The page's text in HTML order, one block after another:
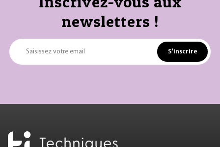
newsletters !
Saisissez votre email S'inscrire